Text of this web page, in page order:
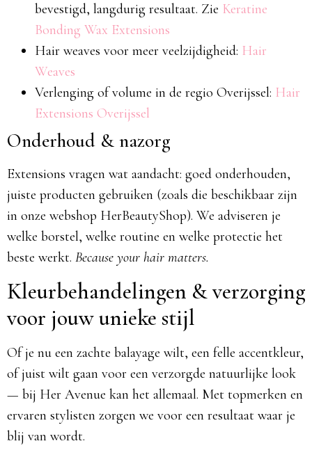
bevestigd, langdurig resultaat. Zie Keratine
Bonding Wax Extensions
Hair weaves voor meer veelzijdigheid: Hair
Weaves
Verlenging of volume in de regio Overijssel: Hair
Extensions Overijssel
Onderhoud & nazorg
Extensions vragen wat aandacht: goed onderhouden,
juiste producten gebruiken (zoals die beschikbaar zijn
in onze webshop HerBeautyShop). We adviseren je
welke borstel, welke routine en welke protectie het
beste werkt. Because your hair matters.
Kleurbehandelingen & verzorging
voor jouw unieke stijl
Of je nu een zachte balayage wilt, een felle accentkleur,
of juist wilt gaan voor een verzorgde natuurlijke look
— bij Her Avenue kan het allemaal. Met topmerken en
ervaren stylisten zorgen we voor een resultaat waar je
blij van wordt.